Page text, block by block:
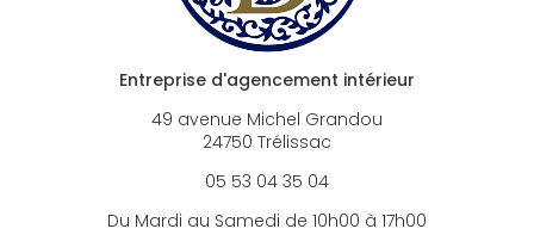
Entreprise d'agencement intérieur
49 avenue Michel Grandou
24750 Trélissac
05 53 04 35 04
Du Mardi au Samedi de 10h00 à 17h00